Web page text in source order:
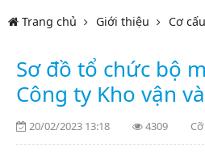
Trang chủ Giới thiệu Cơ
Sơ đồ tổ chức bộ
Công ty Kho vận
20/02/2023 13:18 4309